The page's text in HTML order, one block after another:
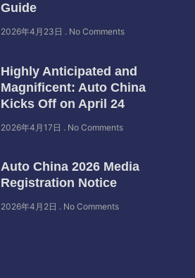
Guide
2026年4月23日 No Comments
Highly Anticipated and
Magnificent: Auto China
Kicks Off on April 24
2026年4月17日 No Comments
Auto China 2026 Media
Registration Notice
2026年4月2日 No Comments